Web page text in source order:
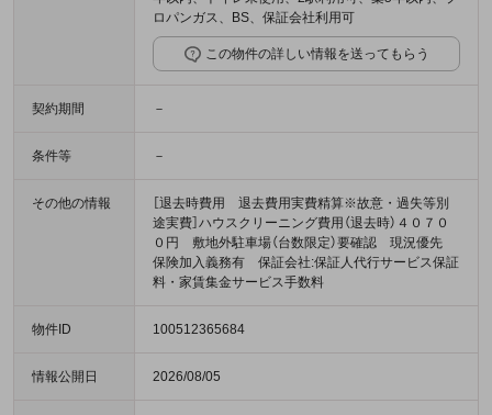
ロパンガス、BS、保証会社利用可
この物件の詳しい情報を送ってもらう
契約期間 －
条件等 －
その他の情報
［退去時費用 退去費用実費精算※故意・過失等別
途実費］ハウスクリーニング費用（退去時）４０７０
０円 敷地外駐車場（台数限定）要確認 現況優先
保険加入義務有 保証会社:保証人代行サービス保証
料・家賃集金サービス手数料
物件ID 100512365684
情報公開日 2026/08/05